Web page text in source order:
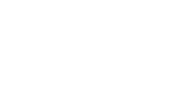
างวัลการแข่งขันหุ่นยนต์ในระดับภาคเหนื
ประจำที่มีผลงานดีเด่น ประจำปีงบประมาณ พ.